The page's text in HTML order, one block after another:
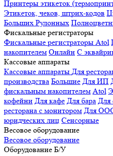
Принтеры этикеток
Этикеток, чеков, штрих-кодов
Больших Рулонных
Фискальные регистраторы
Фискальные регистраторы Atol
накопителем Онлайн С
Кассовые аппараты
Кассовые аппараты Для
производства Большие Для ИП
фискальным накопителем Atol
кофейни Для кафе Для бара Для
ресторана с монитором Для
юридческих лиц Сенсорные
Весовое оборудование
Весовое оборудование
Оборудование Б/У